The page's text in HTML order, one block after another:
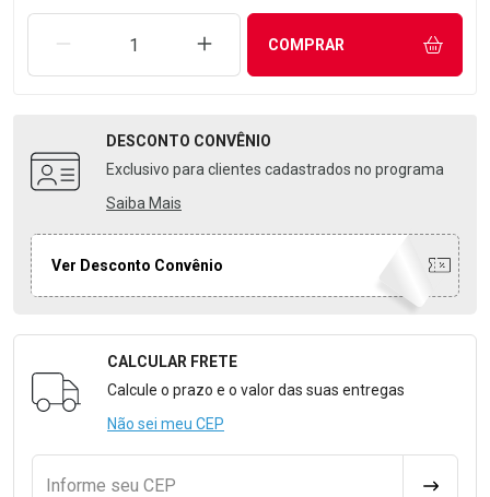
REMOVER UMA UNIDADEAUMENTAR UMA UNIDADE
COMPRAR
DESCONTO CONVÊNIO
Exclusivo para clientes cadastrados no programa
Saiba Mais
Ver Desconto Convênio
Formulário para Calcular o Frete
CALCULAR FRETE
Calcule o prazo e o valor das suas entregas
Não sei meu CEP
Informe seu CEP